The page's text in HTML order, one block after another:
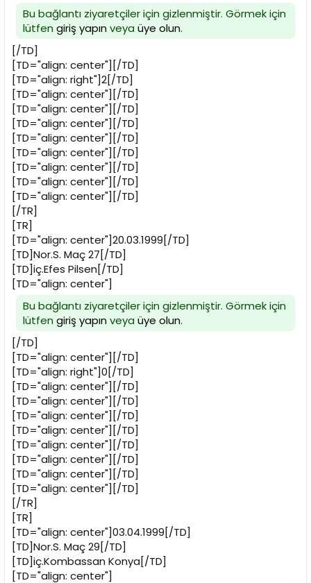
Bu bağlantı ziyaretçiler için gizlenmiştir. Görmek için
lütfen giriş yapınveya üye olun.
[/TD]
[TD="align: center"][/TD]
[TD="align: right"]2[/TD]
[TD="align: center"][/TD]
[TD="align: center"][/TD]
[TD="align: center"][/TD]
[TD="align: center"][/TD]
[TD="align: center"][/TD]
[TD="align: center"][/TD]
[TD="align: center"][/TD]
[TD="align: center"][/TD]
[/TR]
[TR]
[TD="align: center"]20.03.1999[/TD]
[TD]Nor.S. Maç 27[/TD]
[TD]iç.Efes Pilsen[/TD]
[TD="align: center"]
Bu bağlantı ziyaretçiler için gizlenmiştir. Görmek için
lütfen giriş yapınveya üye olun.
[/TD]
[TD="align: center"][/TD]
[TD="align: right"]0[/TD]
[TD="align: center"][/TD]
[TD="align: center"][/TD]
[TD="align: center"][/TD]
[TD="align: center"][/TD]
[TD="align: center"][/TD]
[TD="align: center"][/TD]
[TD="align: center"][/TD]
[TD="align: center"][/TD]
[/TR]
[TR]
[TD="align: center"]03.04.1999[/TD]
[TD]Nor.S. Maç 29[/TD]
[TD]iç.Kombassan Konya[/TD]
[TD="align: center"]